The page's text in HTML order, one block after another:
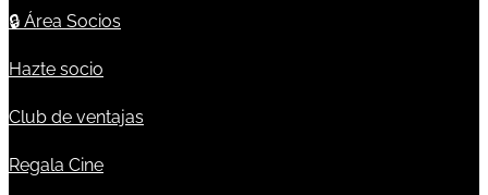
🔒 Área Socios
Hazte socio
Club de ventajas
Regala Cine